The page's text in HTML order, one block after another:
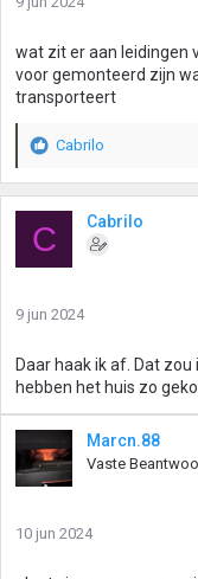
wat zit er aan leidingen
voor gemonteerd zijn
transporteert
W
a
d
n
e
n
:
Cabrilo
C Cabrilo
9 jun 2024
Daar haak ik af. Dat
hebben het huis zo
Marcn.88
Vaste
10 jun 2024